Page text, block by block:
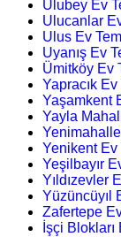
Ulubey Ev
Ulucanlar
Ulus Ev
Uyanış Ev
Ümitköy Ev
Yapracık
Yaşamkent
Yayla
Yenikent Ev
Yeşilbayır
Yıldızevler
Yüzüncüyıl
Zafertepe
İşçi